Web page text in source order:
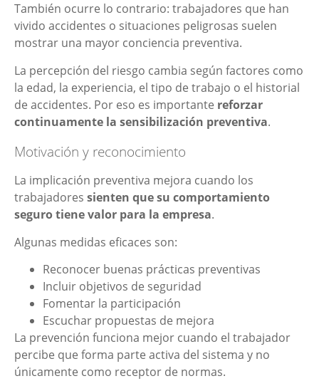
También ocurre lo contrario: trabajadores que han
vivido accidentes o situaciones peligrosas suelen
mostrar una mayor conciencia preventiva.
La percepción del riesgo cambia según factores como
la edad, la experiencia, el tipo de trabajo o el historial
de accidentes. Por eso es importante reforzar
continuamente la sensibilización preventiva.
Motivación y reconocimiento
La implicación preventiva mejora cuando los
trabajadores sienten que su comportamiento
seguro tiene valor para la empresa.
Algunas medidas eficaces son:
Reconocer buenas prácticas preventivas
Incluir objetivos de seguridad
Fomentar la participación
Escuchar propuestas de mejora
La prevención funciona mejor cuando el trabajador
percibe que forma parte activa del sistema y no
únicamente como receptor de normas.